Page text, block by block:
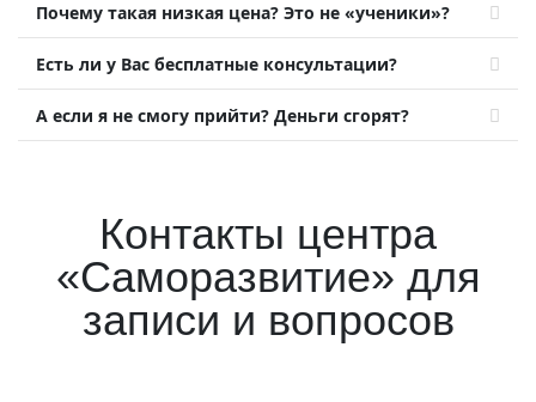
Почему такая низкая цена? Это не «ученики»?
Есть ли у Вас бесплатные консультации?
А если я не смогу прийти? Деньги сгорят?
Контакты центра
«Саморазвитие» для
записи и вопросов